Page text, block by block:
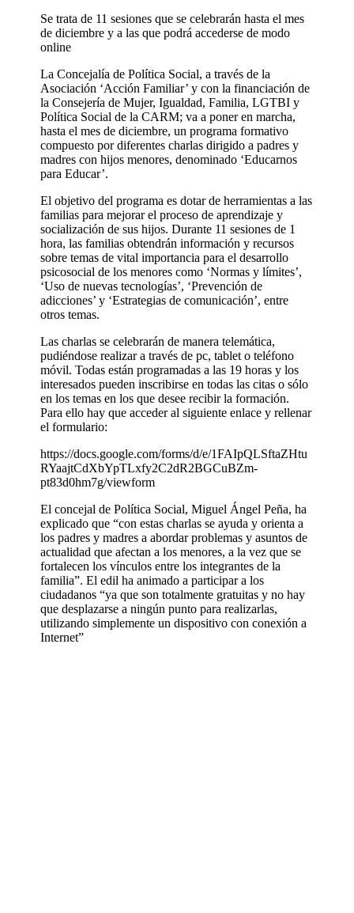
Se trata de 11 sesiones que se celebrarán hasta el mes
de diciembre y a las que podrá accederse de modo
online
La Concejalía de Política Social, a través de la
Asociación ‘Acción Familiar’ y con la financiación de
la Consejería de Mujer, Igualdad, Familia, LGTBI y
Política Social de la CARM; va a poner en marcha,
hasta el mes de diciembre, un programa formativo
compuesto por diferentes charlas dirigido a padres y
madres con hijos menores, denominado ‘Educarnos
para Educar’.
El objetivo del programa es dotar de herramientas a las
familias para mejorar el proceso de aprendizaje y
socialización de sus hijos. Durante 11 sesiones de 1
hora, las familias obtendrán información y recursos
sobre temas de vital importancia para el desarrollo
psicosocial de los menores como ‘Normas y límites’,
‘Uso de nuevas tecnologías’, ‘Prevención de
adicciones’ y ‘Estrategias de comunicación’, entre
otros temas.
Las charlas se celebrarán de manera telemática,
pudiéndose realizar a través de pc, tablet o teléfono
móvil. Todas están programadas a las 19 horas y los
interesados pueden inscribirse en todas las citas o sólo
en los temas en los que desee recibir la formación.
Para ello hay que acceder al siguiente enlace y rellenar
el formulario:
https://docs.google.com/forms/d/e/1FAIpQLSftaZHtu
RYaajtCdXbYpTLxfy2C2dR2BGCuBZm-
pt83d0hm7g/viewform
El concejal de Política Social, Miguel Ángel Peña, ha
explicado que “con estas charlas se ayuda y orienta a
los padres y madres a abordar problemas y asuntos de
actualidad que afectan a los menores, a la vez que se
fortalecen los vínculos entre los integrantes de la
familia”. El edil ha animado a participar a los
ciudadanos “ya que son totalmente gratuitas y no hay
que desplazarse a ningún punto para realizarlas,
utilizando simplemente un dispositivo con conexión a
Internet”